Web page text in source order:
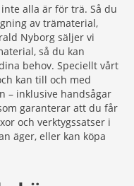
alla är för trä. Så du
av trämaterial,
Nyborg säljer vi
så du kan
behov. Speciellt vårt
kan till och med
– inklusive handsågar
garanterar att du får
och verktygssatser i
äger, eller kan köpa